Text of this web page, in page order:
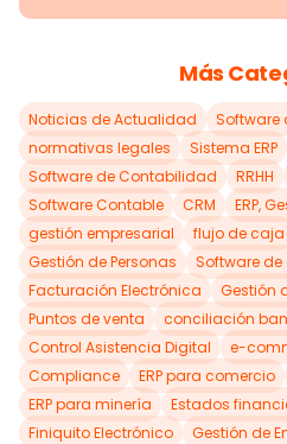
Más
Noticias de Actualidad
Software
normativas legales
Sistema ERP
Software de Contabilidad
RRHH
Software Contable
CRM
ERP,
gestión empresarial
flujo de caja
Gestión de Personas
Software
Facturación Electrónica
Gestión
Puntos de venta
conciliación
Control Asistencia Digital
e-
Compliance
ERP para comercio
ERP para minería
Estados
Finiquito Electrónico
Gestión de